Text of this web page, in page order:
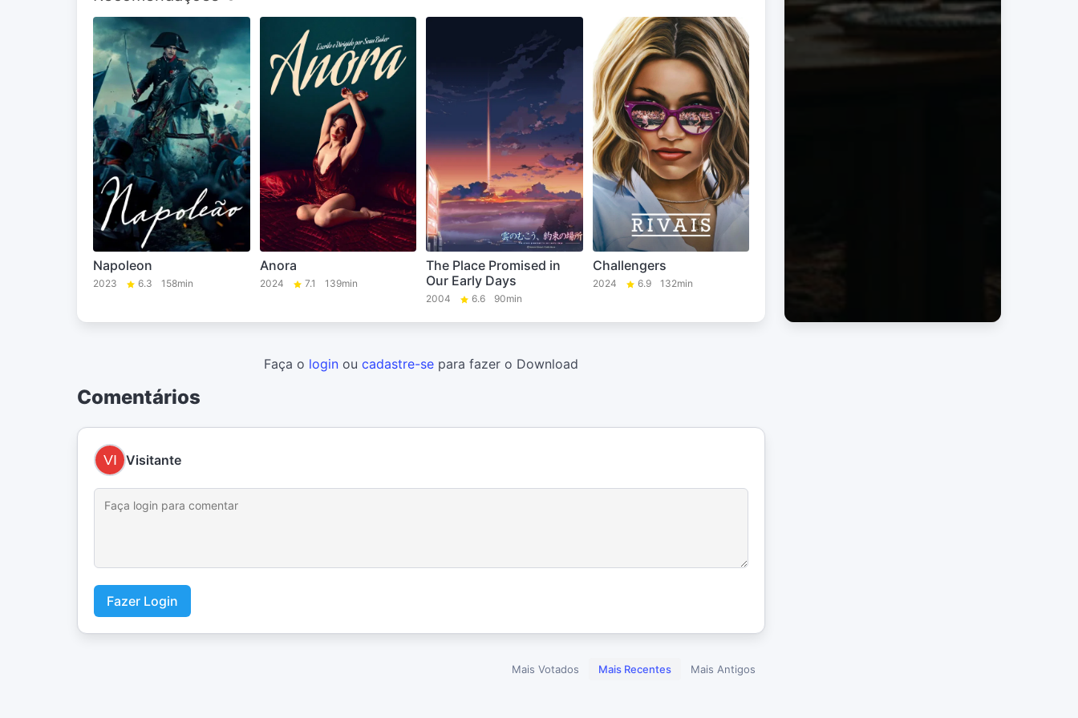
Napoleon
2023 6.3 158min
Anora
2024 7.1 139min
The Place Promised in
Our Early Days
2004 6.6 90min
Challengers
2024 6.9 132min
Faça o login ou cadastre-se para fazer o Download
Comentários
Visitante
Fazer Login
Mais Votados Mais Recentes Mais Antigos